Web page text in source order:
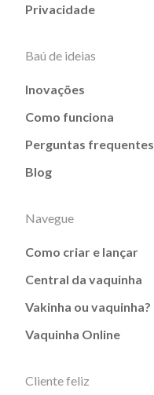
Privacidade
Baú de ideias
Inovações
Como funciona
Perguntas frequentes
Blog
Navegue
Como criar e lançar
Central da vaquinha
Vakinha ou vaquinha?
Vaquinha Online
Cliente feliz